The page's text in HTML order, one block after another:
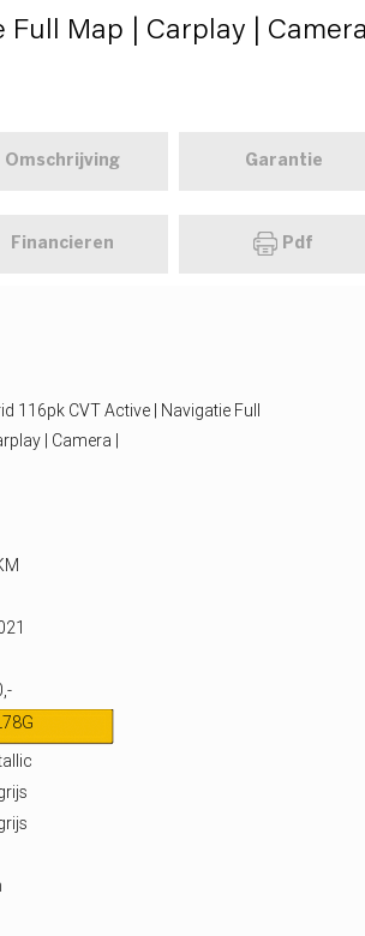
Map | Carplay | Camera
Omschrijving Garantie
Financieren Pdf
116pk CVT Active | Navigatie Full
| Camera |